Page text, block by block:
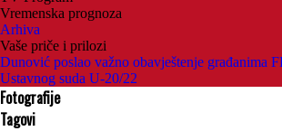
Vremenska prognoza
Arhiva
Vaše priče i prilozi
Dunović poslao važno obavještenje građanima
Ustavnog suda U-20/22
Fotografije
Tagovi